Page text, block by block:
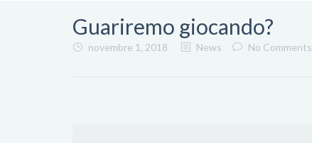
Guariremo giocando?
novembre 1, 2018 News No Comments